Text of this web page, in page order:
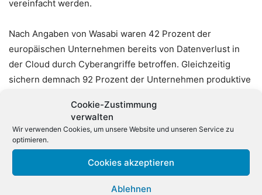
Cookie-Zustimmung
verwalten
Wir verwenden Cookies, um unsere Website und unseren Service zu
optimieren.
Cookies akzeptieren
Ablehnen
vereinfacht werden.
Nach Angaben von Wasabi waren 42 Prozent der
europäischen Unternehmen bereits von Datenverlust in
der Cloud durch Cyberangriffe betroffen. Gleichzeitig
sichern demnach 92 Prozent der Unternehmen produktive
Kevin Dunn, VP und General Manager EMEA bei Wasabi
Technologies, erklärte, Cyberresilienz betreffe inzwischen
das gesamte Unternehmen und nicht mehr ausschließlich
die IT. Partner in der EMEA-Region spielten dabei eine
zentrale Rolle bei der Umsetzung entsprechender